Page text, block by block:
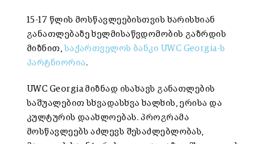
15-17 წლის მოსწავლეებისთვის ხარისხიან
განათლებაზე ხელმისაწვდომობის გაზრდის
მიზნით, საქართველოს ბანკი UWC Georgia-ს
პარტნიორია.
UWC Georgia მიზნად ისახავს განათლების
საშუალებით სხვადასხვა ხალხის, ერისა და
კულტურის დაახლოებას. პროგრამა
მოსწავლეებს აძლევს შესაძლებლობას,